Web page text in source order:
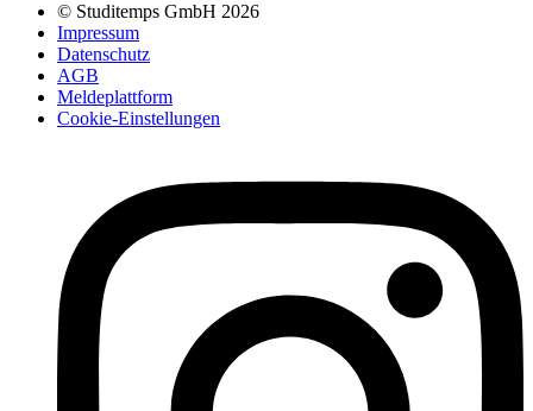
© Studitemps GmbH 2026
Impressum
Datenschutz
AGB
Meldeplattform
Cookie-Einstellungen